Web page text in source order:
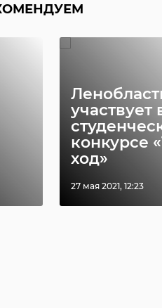
участвует
конкурсе
ход»
27 мая 2021, 12:23
пограничники